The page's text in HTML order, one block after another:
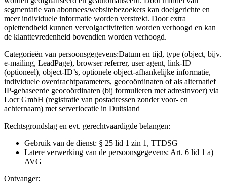
segmentatie van abonnees/websitebezoekers kan doelgerichte en
meer individuele informatie worden verstrekt. Door extra
oplettendheid kunnen vervolgactiviteiten worden verhoogd en kan
de klanttevredenheid bovendien worden verhoogd.
Categorieën van persoonsgegevens:Datum en tijd, type (object, bijv.
e-mailing, LeadPage), browser referrer, user agent, link-ID
(optioneel), object-ID’s, optionele object-afhankelijke informatie,
individuele overdrachtparameters, geocoördinaten of als alternatief
IP-gebaseerde geocoördinaten (bij formulieren met adresinvoer) via
Locr GmbH (registratie van postadressen zonder voor- en
achternaam) met serverlocatie in Duitsland
Rechtsgrondslag en evt. gerechtvaardigde belangen:
Gebruik van de dienst: § 25 lid 1 zin 1, TTDSG
Latere verwerking van de persoonsgegevens: Art. 6 lid 1 a)
AVG
Ontvanger: